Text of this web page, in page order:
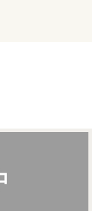
します。
立せず、申請